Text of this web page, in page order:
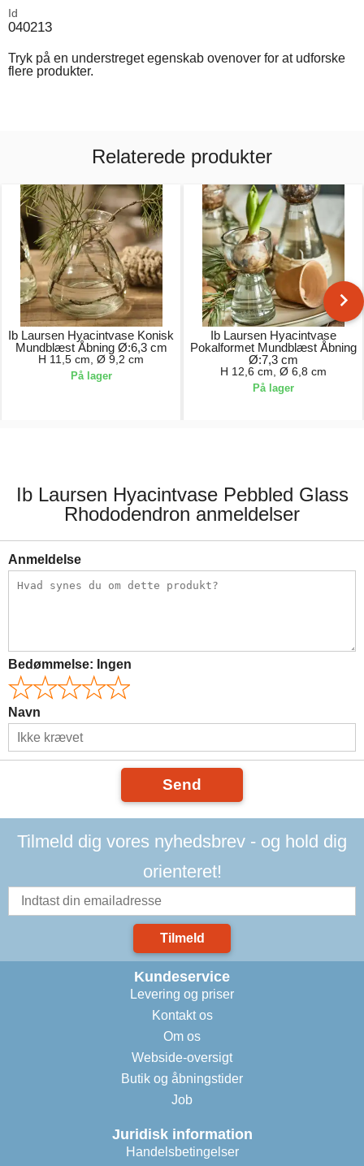
Id
040213
Tryk på en understreget egenskab ovenover for at udforske
flere produkter.
Relaterede produkter
Ib Laursen Hyacintvase Konisk
Mundblæst Åbning Ø:6,3 cm
H 11,5 cm, Ø 9,2 cm
På lager
Ib Laursen Hyacintvase
Pokalformet Mundblæst Åbning
Ø:7,3 cm
H 12,6 cm, Ø 6,8 cm
På lager
Ib Laursen Hyacintvase Pebbled Glass
Rhododendron anmeldelser
Anmeldelse
Bedømmelse: Ingen
Navn
Send
Tilmeld dig vores nyhedsbrev - og hold dig
orienteret!
Tilmeld
Kundeservice
Levering og priser
Kontakt os
Om os
Webside-oversigt
Butik og åbningstider
Job
Juridisk information
Handelsbetingelser